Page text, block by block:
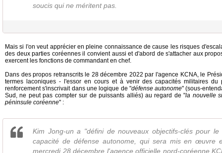
soucis qui ne méritent pas.
Mais si l'on veut apprécier en pleine connaissance de cause les risques
des deux parties coréennes il convient aussi et d'abord de s'attacher aux
exercent les fonctions de commandant en chef.
Dans des propos retranscrits le 28 décembre 2022 par l'agence KCNA, le
termes laconiques - l'essor en cours et à venir des capacités militaires
renforcement s'inscrivait dans une logique de "défense autonome" (sous-
Sud, ne peut pas compter sur de puissants alliés) au regard de "la nouvelle
péninsule coréenne" :
Kim Jong-un a "défini de nouveaux objectifs-clés pour
capacité de défense autonome, qui sera mis en œuvre
mercredi 28 décembre l'agence officielle nord-coréenne